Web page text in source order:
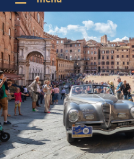
GP NUVOLARI 2026
1954-2025
GRANDI EVENTI 2026
ORGANIZZAZIONE
CONTATTI
PRESS
NEWS